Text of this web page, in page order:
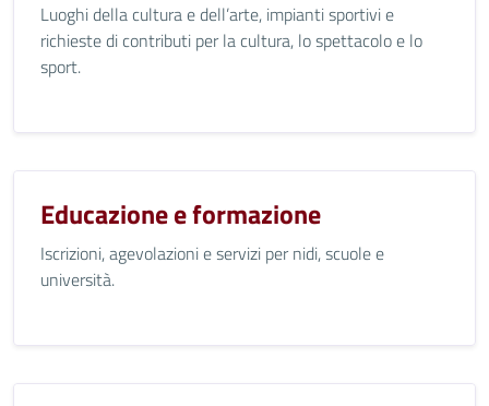
Luoghi della cultura e dell’arte, impianti sportivi e
richieste di contributi per la cultura, lo spettacolo e lo
sport.
Educazione e formazione
Iscrizioni, agevolazioni e servizi per nidi, scuole e
università.